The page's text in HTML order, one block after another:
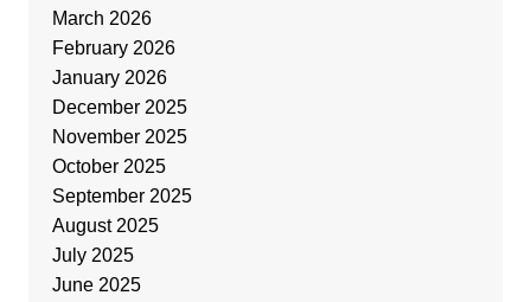
March 2026
February 2026
January 2026
December 2025
November 2025
October 2025
September 2025
August 2025
July 2025
June 2025